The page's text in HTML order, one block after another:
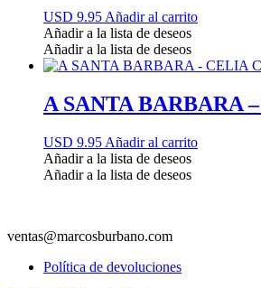
USD 9.95 Añadir al carrito
Añadir a la lista de deseos
Añadir a la lista de deseos
A SANTA BARBARA
USD 9.95 Añadir al carrito
Añadir a la lista de deseos
Añadir a la lista de deseos
ventas@marcosburbano.com
Política de devoluciones